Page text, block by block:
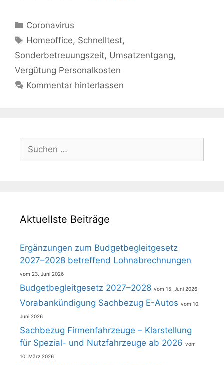
Kategorien
Coronavirus
Schlagwörter
Homeoffice, Schnelltest,
Sonderbetreuungszeit, Umsatzentgang,
Vergütung Personalkosten
Kommentar hinterlassen
Suchen
nach:
Aktuellste Beiträge
Ergänzungen zum Budgetbegleitgesetz
2027–2028 betreffend Lohnabrechnungen
23. Juni 2026
Budgetbegleitgesetz 2027–2028 15. Juni 2026
Vorabankündigung Sachbezug E-Autos 10.
Juni 2026
Sachbezug Firmenfahrzeuge – Klarstellung
für Spezial- und Nutzfahrzeuge ab 2026
10. März 2026